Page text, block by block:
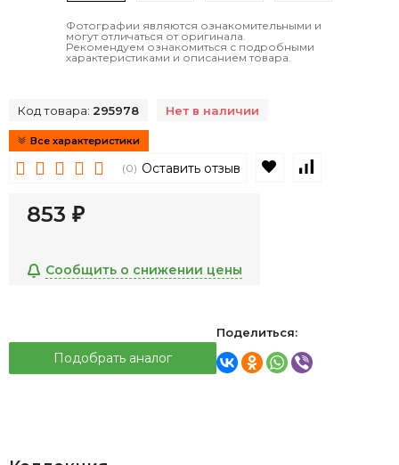
Фотографии являются ознакомительными и
могут отличаться от оригинала.
Рекомендуем ознакомиться с подробными
характеристиками и описанием товара.
Код товара: 295978 Нет в наличии
Все характеристики
(0) Оставить отзыв В избранное
853 ₽
Сообщить о снижении цены
Подобрать аналог
Поделиться: